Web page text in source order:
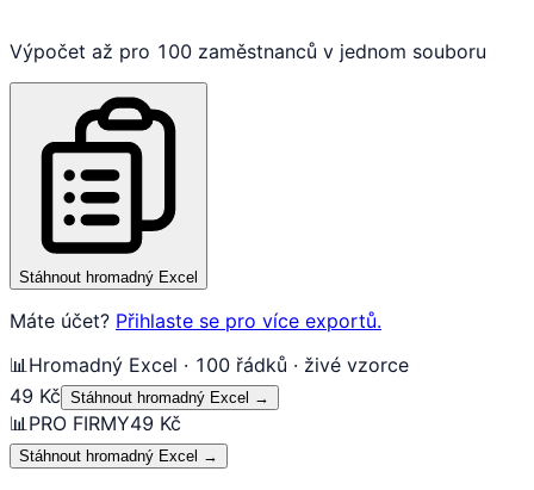
Výpočet až pro 100 zaměstnanců v jednom souboru
Stáhnout hromadný Excel
Máte účet? Přihlaste se pro více exportů.
📊 Hromadný Excel · 100 řádků · živé vzorce
49 Kč Stáhnout hromadný Excel →
📊 PRO FIRMY49 Kč
Stáhnout hromadný Excel →